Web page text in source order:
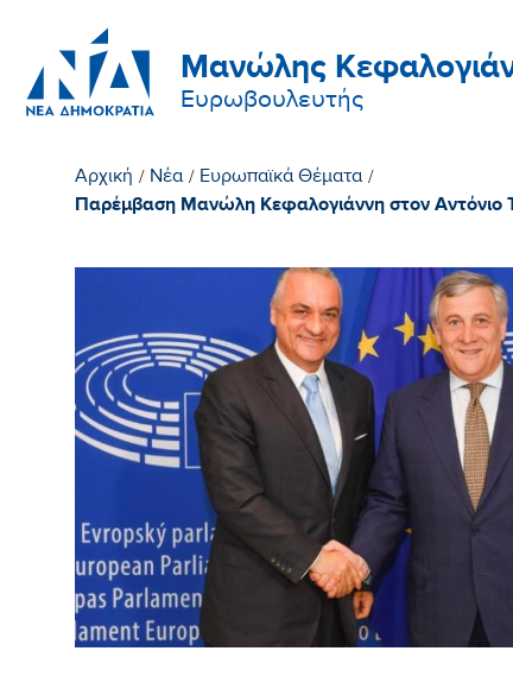
Μανώλης
Ευρωβουλευτής
Αρχική / Νέα / Ευρωπαϊκά Θέματα /
Παρέμβαση Μανώλη Κεφαλογιάννη στον Αντόνιο